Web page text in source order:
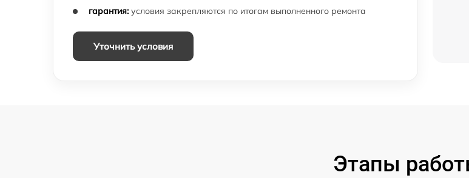
гарантия: условия закрепляются по итогам выполненного ремонта
Уточнить условия
Этапы